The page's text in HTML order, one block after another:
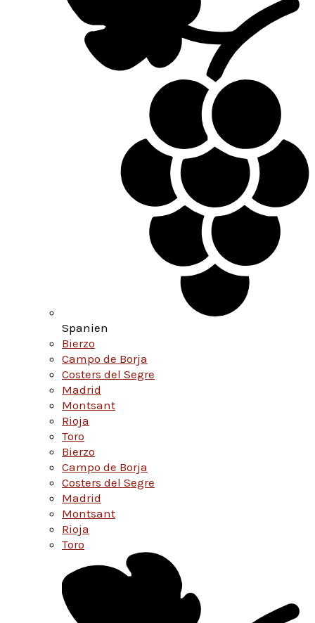
Spanien
Bierzo
Campo de Borja
Costers del Segre
Madrid
Montsant
Rioja
Toro
Bierzo
Campo de Borja
Costers del Segre
Madrid
Montsant
Rioja
Toro